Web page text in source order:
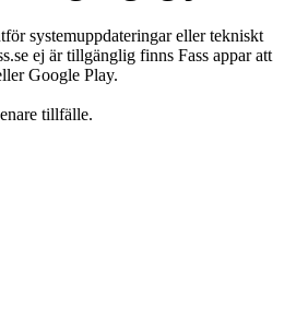
systemuppdateringar eller tekniskt
ej är tillgänglig finns Fass appar att
Google Play.
tillfälle.